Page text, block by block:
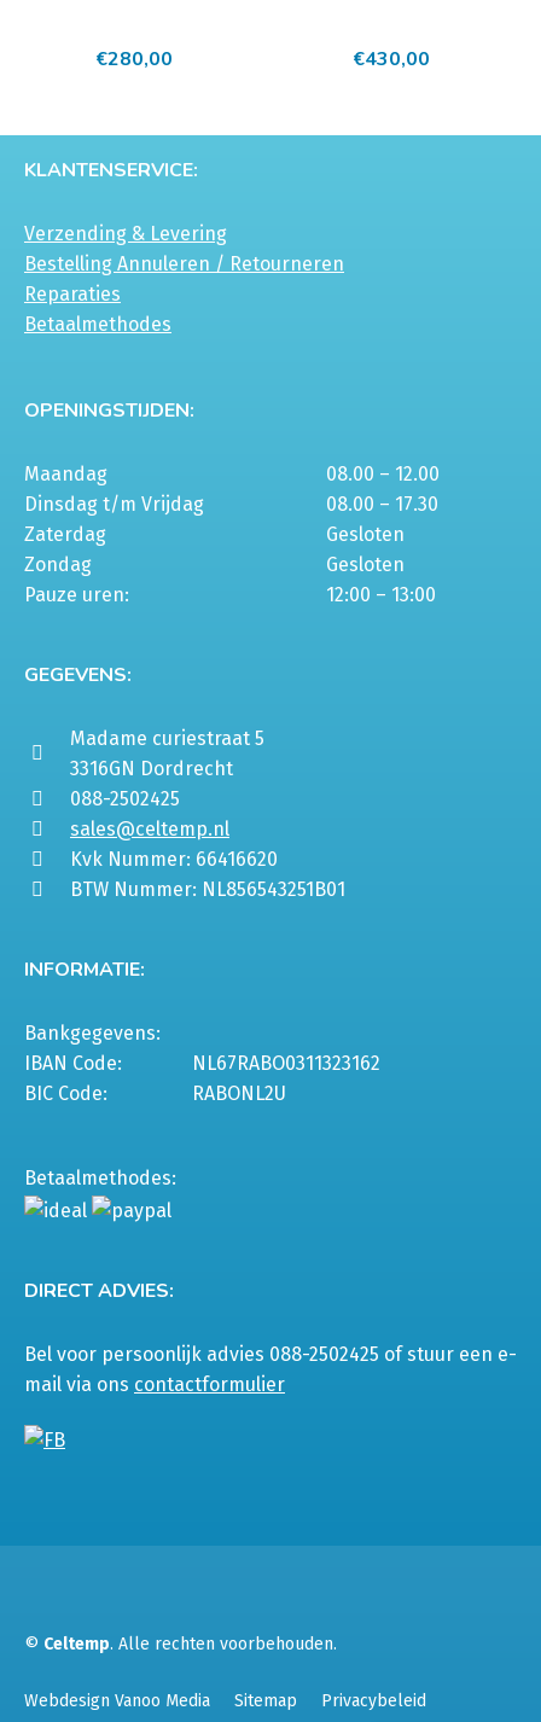
€280,00 €430,00
KLANTENSERVICE:
Verzending & Levering
Bestelling Annuleren / Retourneren
Reparaties
Betaalmethodes
OPENINGSTIJDEN:
Maandag
08.00 – 12.00
Dinsdag t/m Vrijdag
08.00 – 17.30
Zaterdag
Gesloten
Zondag
Gesloten
Pauze uren:
12:00 – 13:00
GEGEVENS:
Madame curiestraat 5
3316GN Dordrecht
088-2502425
sales@celtemp.nl
Kvk Nummer: 66416620
BTW Nummer: NL856543251B01
INFORMATIE:
Bankgegevens:
IBAN Code:
NL67RABO0311323162
BIC Code:
RABONL2U
Betaalmethodes:
DIRECT ADVIES:
Bel voor persoonlijk advies 088-2502425 of stuur een e-
mail via ons contactformulier
© Celtemp. Alle rechten voorbehouden.
Webdesign Vanoo Media Sitemap Privacybeleid